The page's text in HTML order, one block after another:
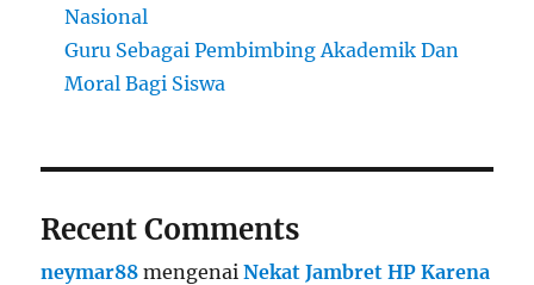
Nasional
Guru Sebagai Pembimbing Akademik Dan
Moral Bagi Siswa
Recent Comments
neymar88 mengenaiNekat Jambret HP Karena